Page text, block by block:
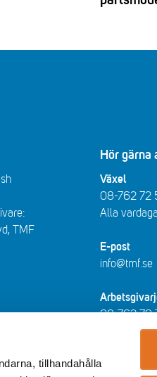
tillhandahålla
TMF
Hör gärna
Växel
08-762 72
Alla
E-post
info@tmf.se
08-762 79
Vardagar
12:00-13:00​.